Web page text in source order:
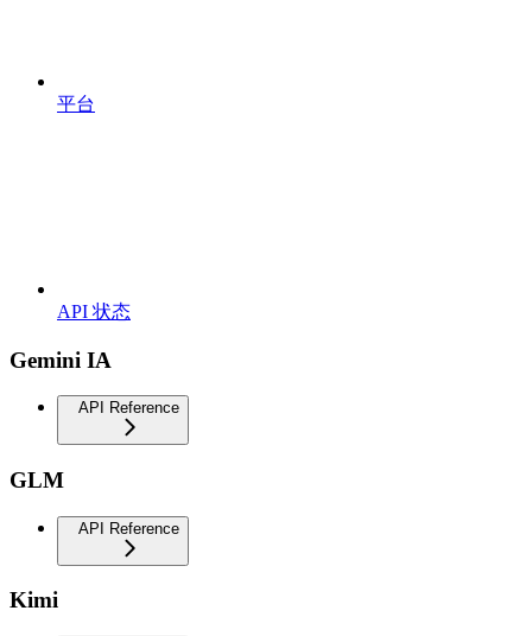
平台
API 状态
Gemini IA
API Reference
GLM
API Reference
Kimi